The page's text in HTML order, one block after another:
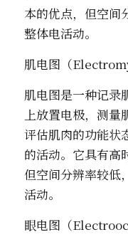
本的优点，但空间
整体电活动。
肌电图（
肌电图是一种记录
上放置电极，测
评估肌肉的功能状
的活动。它具有高
但空间分辨率较低
活动。
眼电图（